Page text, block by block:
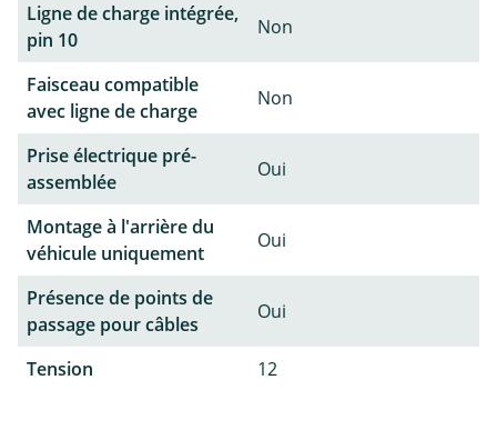
Ligne de charge intégrée,
pin 10
Non
Faisceau compatible
avec ligne de charge
Non
Prise électrique pré-
assemblée
Oui
Montage à l'arrière du
véhicule uniquement
Oui
Présence de points de
passage pour câbles
Oui
Tension 12